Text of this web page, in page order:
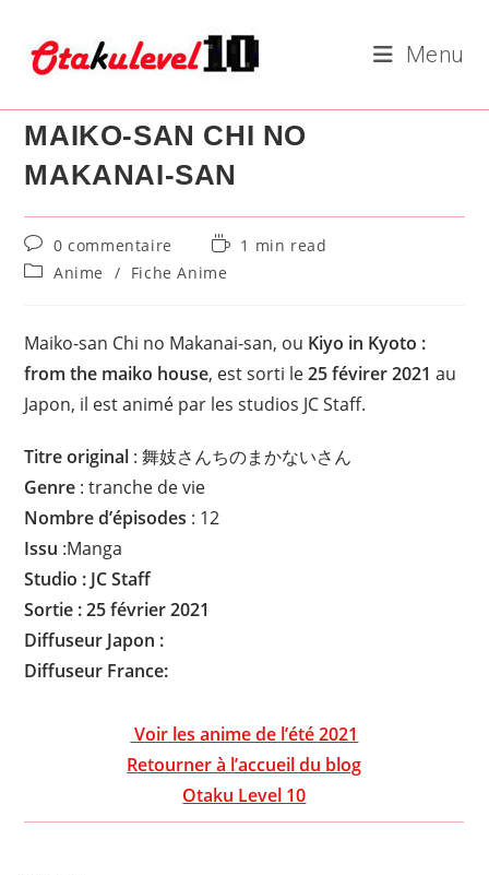
content
Menu
MAIKO-SAN CHI NO
MAKANAI-SAN
Commentaires
de
la
0 commentaire
Temps
lecture :
1 min read
PostAnime / Fiche Anime
Maiko-san Chi no Makanai-san, ou Kiyo in Kyoto :
from the maiko house, est sorti le25 févirer 2021 au
Japon, il est animé par les studios JC Staff.
Titre original : 舞妓さんちのまかないさん
Genre : tranche de vie
Nombre d’épisodes : 12
Issu :Manga
Studio : JC Staff
Sortie : 25 février 2021
Diffuseur Japon :
Diffuseur France:
Voir les anime de l’été 2021
Retourner à l’accueil du blog
Otaku Level 10